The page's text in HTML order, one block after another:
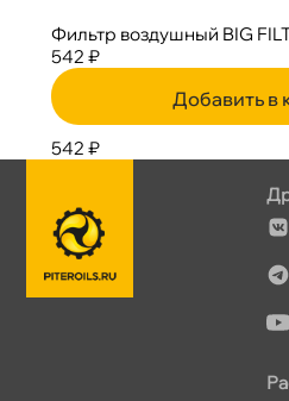
Фильтр воздушный BIG
542 ₽
Добавить в
542 ₽